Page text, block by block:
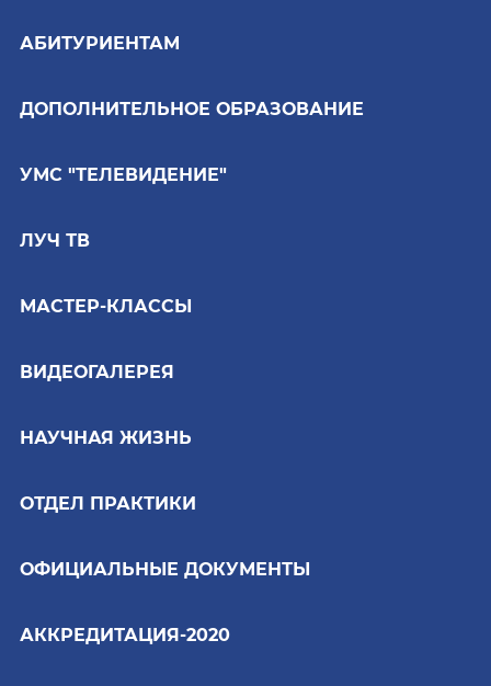
АБИТУРИЕНТАМ
ДОПОЛНИТЕЛЬНОЕ ОБРАЗОВАНИЕ
УМС "ТЕЛЕВИДЕНИЕ"
ЛУЧ ТВ
МАСТЕР-КЛАССЫ
ВИДЕОГАЛЕРЕЯ
НАУЧНАЯ ЖИЗНЬ
ОТДЕЛ ПРАКТИКИ
ОФИЦИАЛЬНЫЕ ДОКУМЕНТЫ
АККРЕДИТАЦИЯ-2020